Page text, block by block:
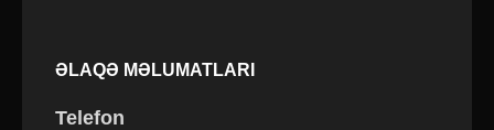
ƏLAQƏ MƏLUMATLARI
Telefon